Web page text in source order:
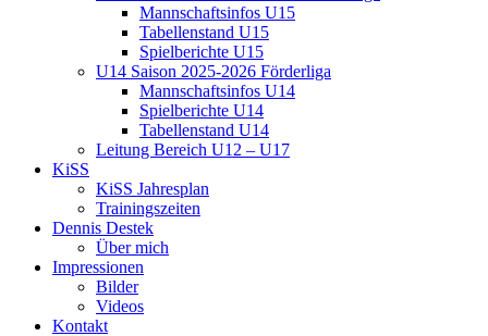
Mannschaftsinfos U15
Tabellenstand U15
Spielberichte U15
U14 Saison 2025-2026 Förderliga
Mannschaftsinfos U14
Spielberichte U14
Tabellenstand U14
Leitung Bereich U12 – U17
KiSS
KiSS Jahresplan
Trainingszeiten
Dennis Destek
Über mich
Impressionen
Bilder
Videos
Kontakt